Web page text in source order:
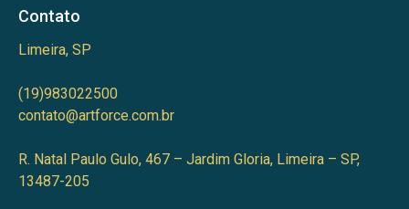
Contato
Limeira, SP
(19)983022500
contato@artforce.com.br
R. Natal Paulo Gulo, 467 – Jardim Gloria, Limeira – SP,
13487-205